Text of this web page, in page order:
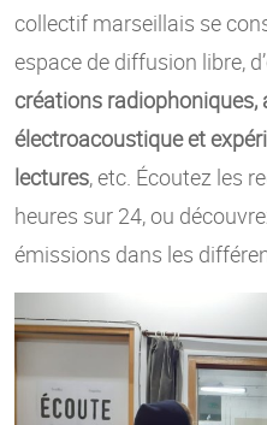
collectif marseillais se
espace de diffusion libre, d’
créations radiophoniques,
électroacoustique et
lectures, etc. Écoutez les
heures sur 24, ou
émissions dans les